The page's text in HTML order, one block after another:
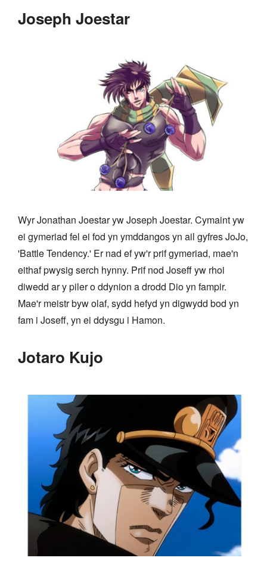
Joseph Joestar
Wyr Jonathan Joestar yw Joseph Joestar. Cymaint yw
ei gymeriad fel ei fod yn ymddangos yn ail gyfres JoJo,
'Battle Tendency.' Er nad ef yw'r prif gymeriad, mae'n
eithaf pwysig serch hynny. Prif nod Joseff yw rhoi
diwedd ar y piler o ddynion a drodd Dio yn fampir.
Mae'r meistr byw olaf, sydd hefyd yn digwydd bod yn
fam i Joseff, yn ei ddysgu i Hamon.
Jotaro Kujo